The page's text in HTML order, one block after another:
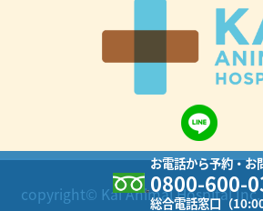
copyright© Kai Animal Hospital
お電話から予約・お
0800-600-
総合電話窓口（